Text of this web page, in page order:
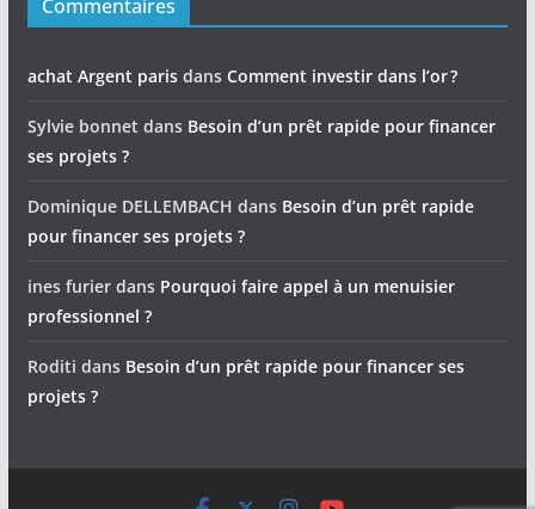
Commentaires
achat Argent parisdans Comment investir dans l’or ?
Sylvie bonnet dans Besoin d’un prêt rapide pour financer
ses projets ?
Dominique DELLEMBACH dans Besoin d’un prêt rapide
pour financer ses projets ?
ines furierdans Pourquoi faire appel à un menuisier
professionnel ?
Roditi dans Besoin d’un prêt rapide pour financer ses
projets ?